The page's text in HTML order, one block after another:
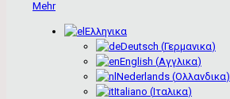
Mehr
Ελληνικα
Deutsch (Γερμανικα)
English (Αγγλικα)
Nederlands (Ολλανδικα)
Italiano (Ιταλικα)